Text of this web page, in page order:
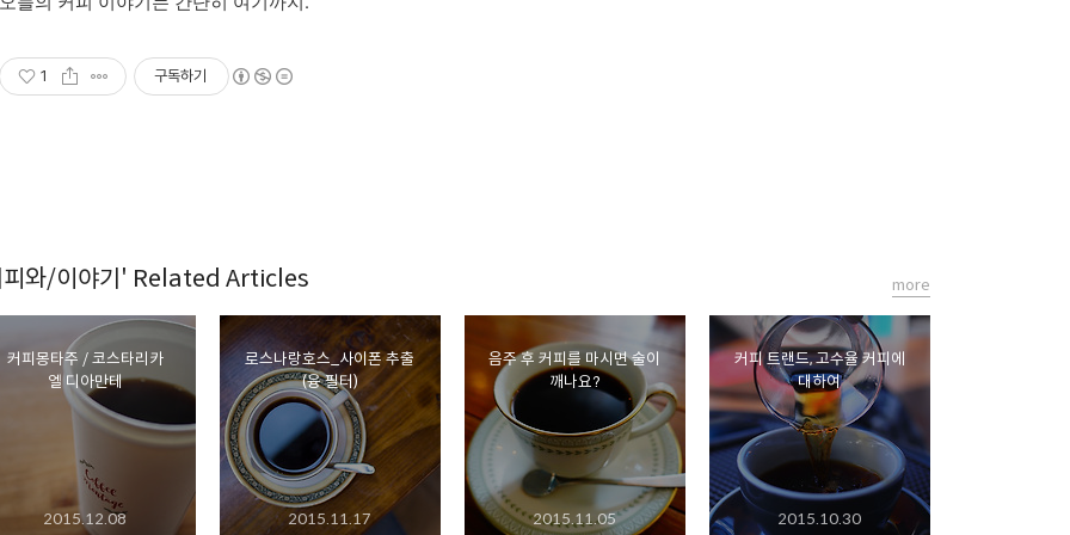
1 구독하기
와/이야기' Related Articles
커피몽타주 / 코스타리카
엘 디아만테
2015.12.08
로스나랑호스_사이폰 추출
(융 필터)
2015.11.17
음주 후 커피를 마시면 술이
깨나요?
2015.11.05
커피 트랜드, 고수율 커피에
대하여
2015.10.30
more